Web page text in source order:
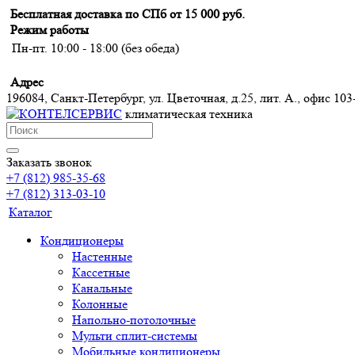
Бесплатная доставка по СПб от 15 000 руб.
Режим работы
Пн-пт. 10:00 - 18:00 (без обеда)
Адрес
196084, Санкт-Петербург, ул. Цветочная, д.25, лит. А., офис
климатическая техника
Заказать звонок
+7 (812) 985-35-68
+7 (812) 313-03-10
Каталог
Кондиционеры
Настенные
Кассетные
Канальные
Колонные
Напольно-потолочные
Мульти сплит-системы
Мобильные кондиционеры